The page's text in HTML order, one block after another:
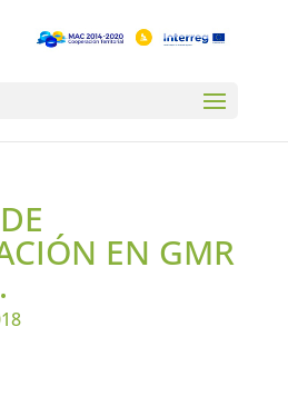
EN GMR